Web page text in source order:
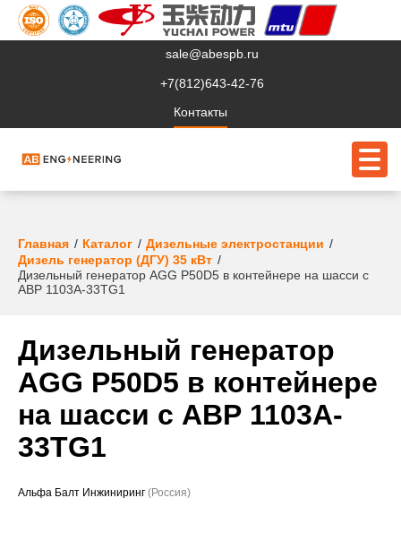
sale@abespb.ru
+7(812)643-42-76
Контакты
О компании
Клиентам
Сервис
Судовое ЭО
Проекты
Главная Каталог
Дизельные электростанции
Дизель генератор (ДГУ) 35 кВт
Дизельный генератор AGG P50D5 в контейнере на шасси с
АВР 1103A-33TG1
Дизельный генератор
AGG P50D5 в контейнере
на шасси с АВР 1103A-
33TG1
Альфа Балт Инжиниринг (Россия)